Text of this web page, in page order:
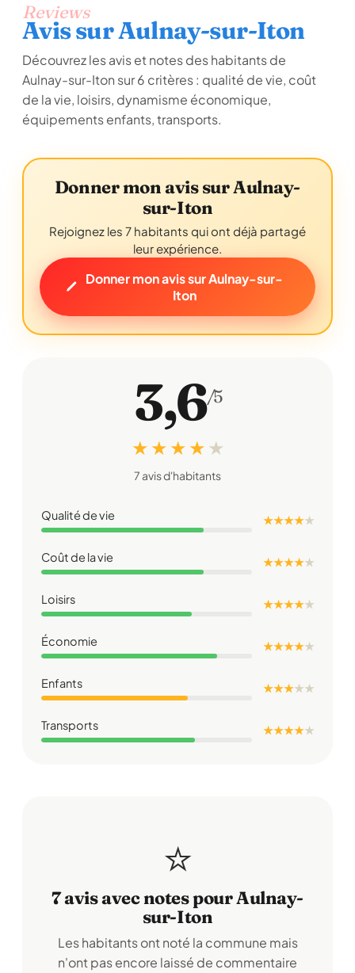
Reviews
Avis sur Aulnay-sur-Iton
Découvrez les avis et notes des habitants de
Aulnay-sur-Iton sur 6 critères : qualité de vie, coût
de la vie, loisirs, dynamisme économique,
équipements enfants, transports.
Donner mon avis sur Aulnay-
sur-Iton
Rejoignez les 7 habitants qui ont déjà partagé
leur expérience.
Donner mon avis sur Aulnay-sur-
Iton
3,6/5
★ ★ ★ ★ ★
7 avis d'habitants
Qualité de vie ★ ★ ★ ★★
Coût de la vie ★ ★ ★ ★★
Loisirs ★ ★ ★ ★★
Économie ★ ★ ★ ★★
Enfants ★ ★ ★★★
Transports ★ ★ ★ ★★
⭐
7 avis avec notes pour Aulnay-
sur-Iton
Les habitants ont noté la commune mais
n'ont pas encore laissé de commentaire